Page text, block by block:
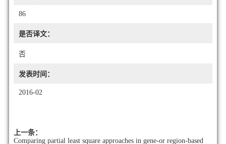
86
是否译文：
否
发表时间：
2016-02
上一条：
Comparing partial least square approaches in gene-or region-based